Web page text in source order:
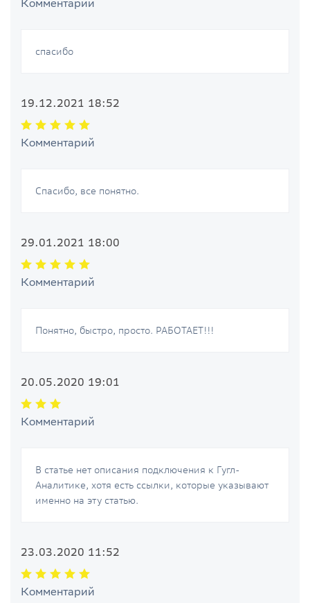
Комментарий
спасибо
19.12.2021 18:52
Комментарий
Спасибо, все понятно.
29.01.2021 18:00
Комментарий
Понятно, быстро, просто. РАБОТАЕТ!!!
20.05.2020 19:01
Комментарий
В статье нет описания подключения к Гугл-
Аналитике, хотя есть ссылки, которые указывают
именно на эту статью.
23.03.2020 11:52
Комментарий